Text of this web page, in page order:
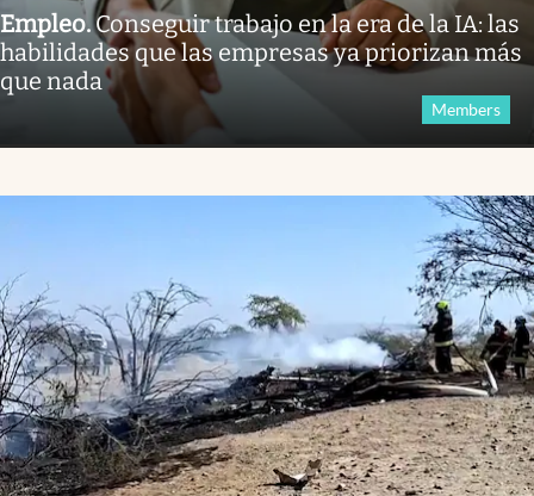
Empleo.Conseguir trabajo en la era de la IA: las
habilidades que las empresas ya priorizan más
que nada
Members